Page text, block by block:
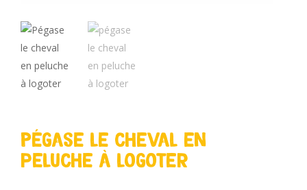
Pégase le cheval en
peluche à logoter